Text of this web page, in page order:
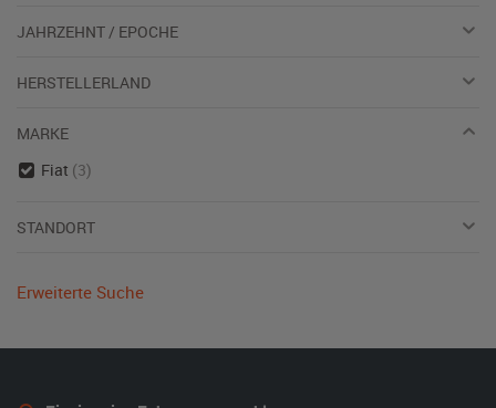
JAHRZEHNT / EPOCHE
HERSTELLERLAND
MARKE
Fiat (3)
STANDORT
Erweiterte Suche